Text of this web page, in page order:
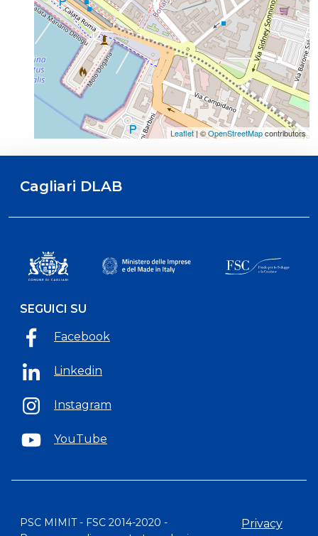
Leaflet| ©OpenStreetMapcontributors
Cagliari DLAB
SEGUICI SU
Facebook
Linkedin
Instagram
YouTube
PSC MIMIT - FSC 2014-2020 -
Privacy